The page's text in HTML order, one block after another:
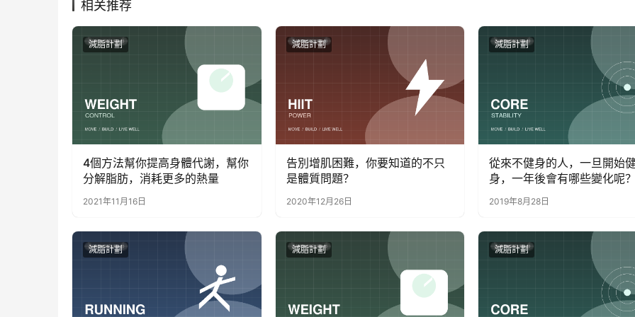
相关推荐
減脂計劃
4個方法幫你提高身體代謝，幫你
分解脂肪，消耗更多的熱量
2021年11月16日
減脂計劃
告別增肌困難，你要知道的不只
是體質問題？
2020年12月26日
減脂計劃
從來不健身的人，一旦開始
身，一年後會有哪些變化呢
2019年8月28日
減脂計劃 減脂計劃 減脂計劃